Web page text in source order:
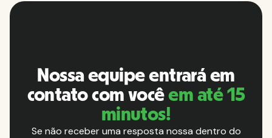
Nossa equipe entrará em
contato com vocêem até 15
minutos!
Se não receber uma resposta nossa dentro do